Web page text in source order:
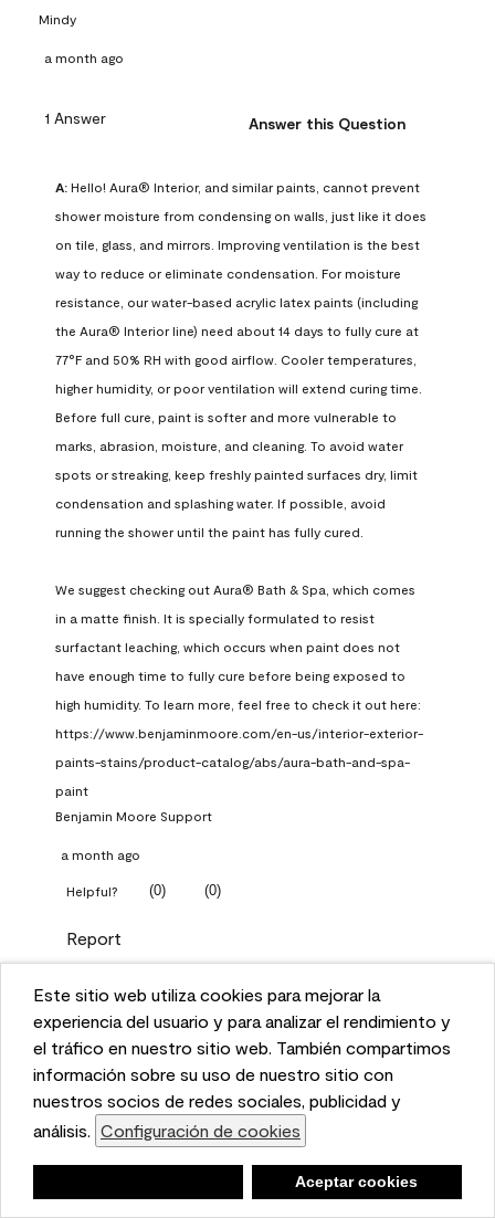
This website uses cookies to enhance user experience
and to analyze performance and traffic on our website.
We also share information about your use of our site
with our social media, advertising, and analytics
partners. Cookie Settings
Accept Cookies
Este sitio web utiliza cookies para mejorar la
experiencia del usuario y para analizar el rendimiento y
el tráfico en nuestro sitio web. También compartimos
información sobre su uso de nuestro sitio con
nuestros socios de redes sociales, publicidad y
análisis. Configuración de cookies
Aceptar cookies
Mindy
a month ago
1 Answer Answer this Question
A: Hello! Aura® Interior, and similar paints, cannot prevent
shower moisture from condensing on walls, just like it does
on tile, glass, and mirrors. Improving ventilation is the best
way to reduce or eliminate condensation. For moisture
resistance, our water-based acrylic latex paints (including
the Aura® Interior line) need about 14 days to fully cure at
77°F and 50% RH with good airflow. Cooler temperatures,
higher humidity, or poor ventilation will extend curing time.
Before full cure, paint is softer and more vulnerable to
marks, abrasion, moisture, and cleaning. To avoid water
spots or streaking, keep freshly painted surfaces dry, limit
condensation and splashing water. If possible, avoid
running the shower until the paint has fully cured.
We suggest checking out Aura® Bath & Spa, which comes
in a matte finish. It is specially formulated to resist
surfactant leaching, which occurs when paint does not
have enough time to fully cure before being exposed to
high humidity. To learn more, feel free to check it out here:
https://www.benjaminmoore.com/en-us/interior-exterior-
paints-stains/product-catalog/abs/aura-bath-and-spa-
paint
Benjamin Moore Support
a month ago
Helpful? (0) (0)
Report
Q: What Aura paint color
should I use in north facing
entryway?
1 Answer